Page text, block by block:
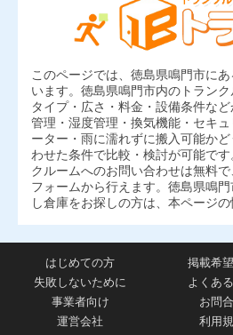
このページでは、徳島県鳴門市に
います。徳島県鳴門市内のトランク
タイプ・広さ・料金・設備条件な
管理・湿度管理・換気機能・セキ
ーター・雨に濡れずに搬入可能か
わせた条件で比較・検討が可能で
クルームへのお問い合わせは無料
フォームから行えます。徳島県鳴
し倉庫をお探しの方は、本ページの
はじめての方
掲載希
失敗しないために
よくあ
事業者向け
お問
運営会社
利用